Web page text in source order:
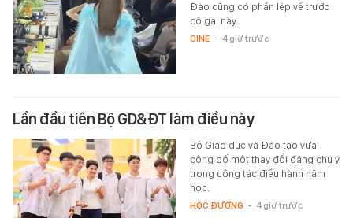
Đào cũng có phần lép vế trước
cô gái này.
CINE - 4 giờ trước
Lần đầu tiên Bộ GD&ĐT làm điều này
Bộ Giáo dục và Đào tạo vừa
công bố một thay đổi đáng chú ý
trong công tác điều hành năm
học.
HỌC ĐƯỜNG - 4 giờ trước